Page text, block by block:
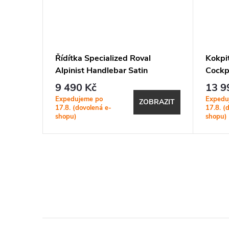
Řídítka Specialized Roval
Alpinist Handlebar Satin
Carbon/Gloss Black
9 490 Kč
Expedujeme po
17.8. (dovolená e-
shopu)
ZOBRAZIT
Black
13
17.8.
shopu)